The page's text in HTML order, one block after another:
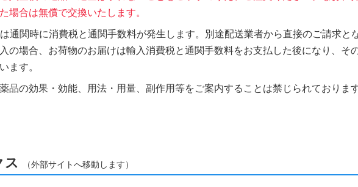
場合は無償で交換いたします。
通関時に消費税と通関手数料が発生します。別途配送業者から直接のご請求
の場合、お荷物のお届けは輸入消費税と通関手数料をお支払した後になり、そ
ます。
品の効果・効能、用法・用量、副作用等をご案内することは禁じられております
ス （外部サイトへ移動します）